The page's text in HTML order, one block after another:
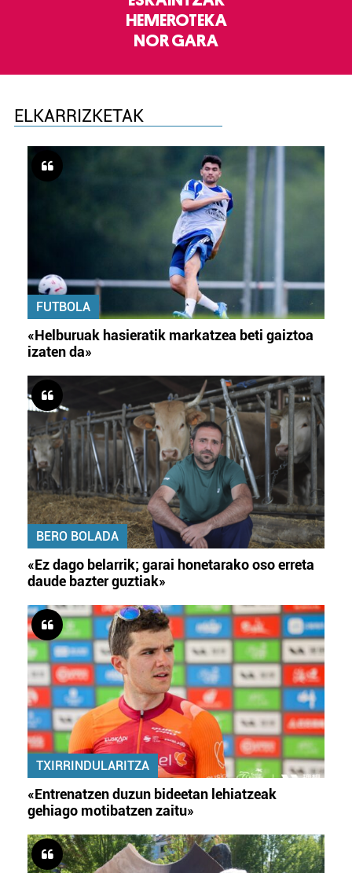
HEMEROTEKA
NOR GARA
ELKARRIZKETAK
FUTBOLA
«Helburuak hasieratik markatzea beti gaiztoa
izaten da»
BERO BOLADA
«Ez dago belarrik; garai honetarako oso erreta
daude bazter guztiak»
TXIRRINDULARITZA
«Entrenatzen duzun bideetan lehiatzeak
gehiago motibatzen zaitu»